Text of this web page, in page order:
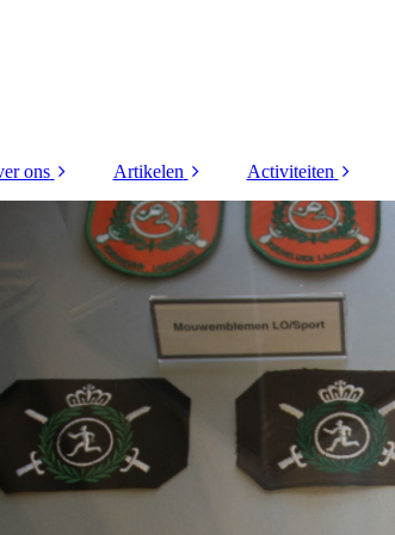
ons
Bestuur Stichting
Contact
Artikelen
Kritieke taken (4)
Hiba Litouwen
gerenoveerd
VTO 2026 Diploma
uitreiking
Kritieke taken (3)
FLO receptie Andre
Wijnberger
Activiteiten
Golfdag 2026
Helm van Limburg
2026
Helm van Limburg
2026 verslag
Korpsdag 2026
Motortocht 2026
Tourspel 2026